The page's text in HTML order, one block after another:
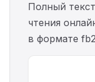
Полный
чтения
в формате